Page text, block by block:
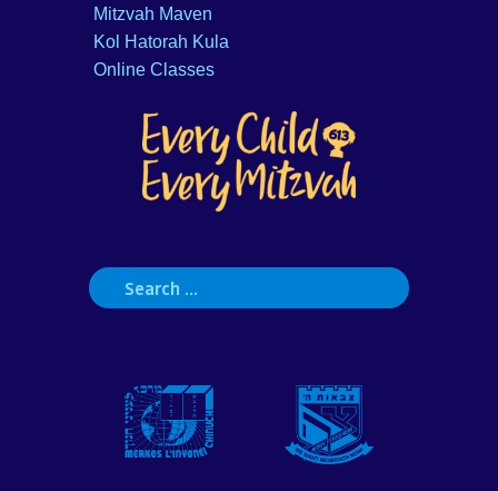
Search
for:
Mitzvah Maven
Kol Hatorah Kula
Online Classes